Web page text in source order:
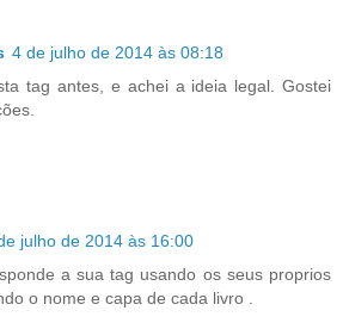
4 de julho de 2014 às 08:18
tag antes, e achei a ideia legal. Gostei
julho de 2014 às 16:00
a sua tag usando os seus proprios
o nome e capa de cada livro .